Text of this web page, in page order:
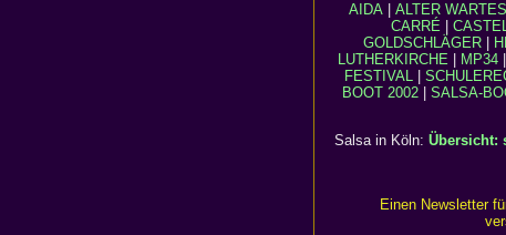
AIDA
ALTER
CARRÉ
GOLDSCHLÄGER
LUTHERKIRCHE| MP34|
FESTIVAL|
BOOT 2002
SALSA-
Salsa in Köln: Übersicht:
Einen Newsletter